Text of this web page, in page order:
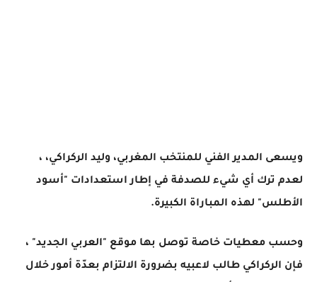
ويسعى المدير الفني للمنتخب المغربي، وليد الركراكي، ،
لعدم ترك أي شيء للصدفة في إطار استعدادات "أسود
الأطلس" لهذه المباراة الكبيرة.
وحسب معطيات خاصة توصل بها موقع "العربي الجديد" ،
فإن الركراكي طالب لاعبيه بضرورة الالتزام بعدّة أمور خلال